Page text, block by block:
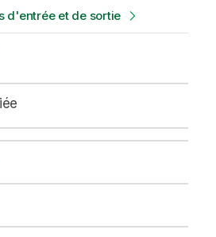
d'entrée et de sortie